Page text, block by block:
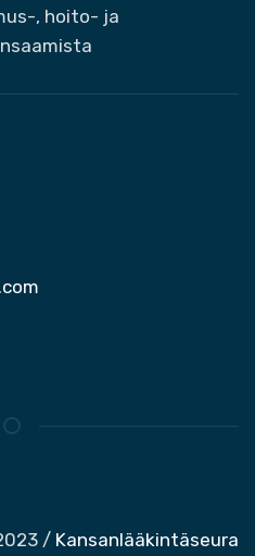
, hoito- ja
/ Kansanlääkintäseura